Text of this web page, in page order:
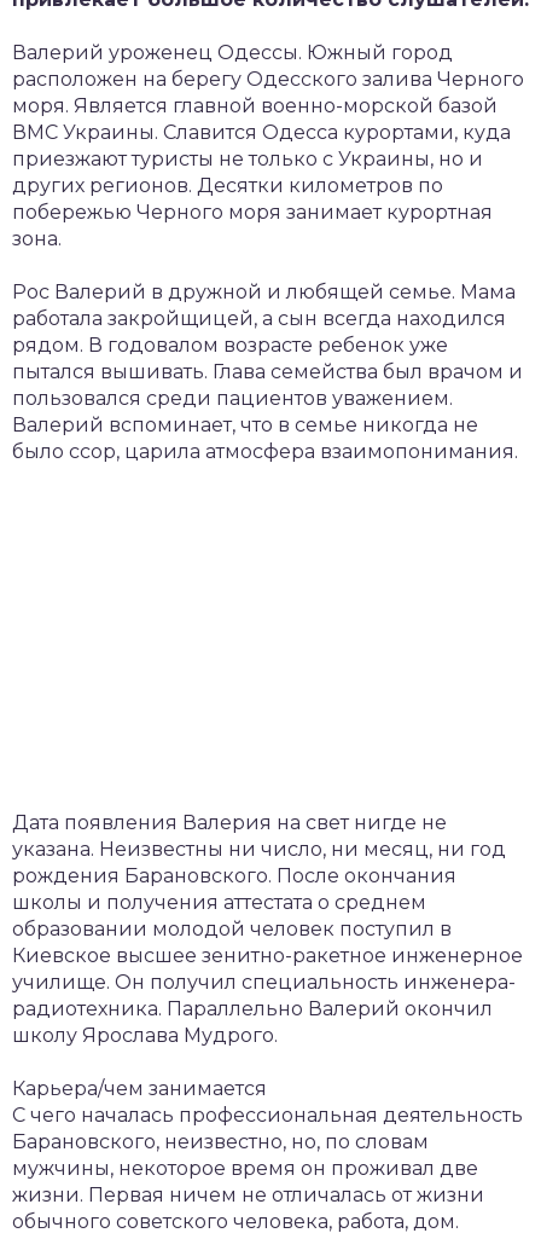
Валерий уроженец Одессы. Южный город
расположен на берегу Одесского залива Черного
моря. Является главной военно-морской базой
ВМС Украины. Славится Одесса курортами, куда
приезжают туристы не только с Украины, но и
других регионов. Десятки километров по
побережью Черного моря занимает курортная
зона.
Рос Валерий в дружной и любящей семье. Мама
работала закройщицей, а сын всегда находился
рядом. В годовалом возрасте ребенок уже
пытался вышивать. Глава семейства был врачом и
пользовался среди пациентов уважением.
Валерий вспоминает, что в семье никогда не
было ссор, царила атмосфера взаимопонимания.
Дата появления Валерия на свет нигде не
указана. Неизвестны ни число, ни месяц, ни год
рождения Барановского. После окончания
школы и получения аттестата о среднем
образовании молодой человек поступил в
Киевское высшее зенитно-ракетное инженерное
училище. Он получил специальность инженера-
радиотехника. Параллельно Валерий окончил
школу Ярослава Мудрого.
Карьера/чем занимается
С чего началась профессиональная деятельность
Барановского, неизвестно, но, по словам
мужчины, некоторое время он проживал две
жизни. Первая ничем не отличалась от жизни
обычного советского человека, работа, дом.